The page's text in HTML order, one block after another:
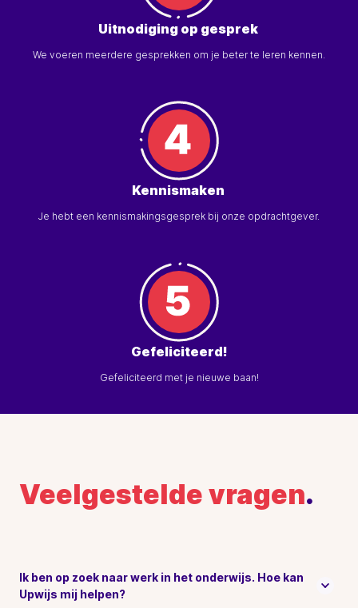
Uitnodiging op gesprek
We voeren meerdere gesprekken om je beter te leren kennen.
Kennismaken
Je hebt een kennismakingsgesprek bij onze opdrachtgever.
Gefeliciteerd!
Gefeliciteerd met je nieuwe baan!
Veelgestelde vragen.
Ik ben op zoek naar werk in het onderwijs. Hoe kan
Upwijs mij helpen?